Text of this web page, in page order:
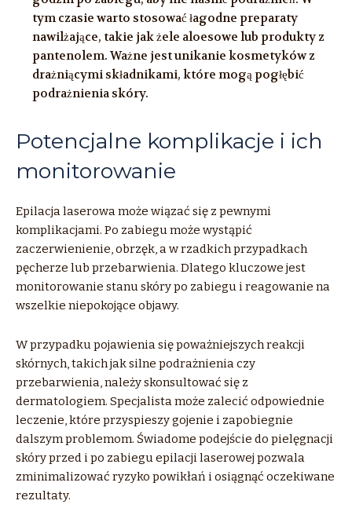
tym czasie warto stosować łagodne preparaty
nawilżające, takie jak żele aloesowe lub produkty z
pantenolem. Ważne jest unikanie kosmetyków z
drażniącymi składnikami, które mogą pogłębić
podrażnienia skóry.
Potencjalne komplikacje i ich
monitorowanie
Epilacja laserowa może wiązać się z pewnymi
komplikacjami. Po zabiegu może wystąpić
zaczerwienienie, obrzęk, a w rzadkich przypadkach
pęcherze lub przebarwienia. Dlatego kluczowe jest
monitorowanie stanu skóry po zabiegu i reagowanie na
wszelkie niepokojące objawy.
W przypadku pojawienia się poważniejszych reakcji
skórnych, takich jak silne podrażnienia czy
przebarwienia, należy skonsultować się z
dermatologiem. Specjalista może zalecić odpowiednie
leczenie, które przyspieszy gojenie i zapobiegnie
dalszym problemom. Świadome podejście do pielęgnacji
skóry przed i po zabiegu epilacji laserowej pozwala
zminimalizować ryzyko powikłań i osiągnąć oczekiwane
rezultaty.